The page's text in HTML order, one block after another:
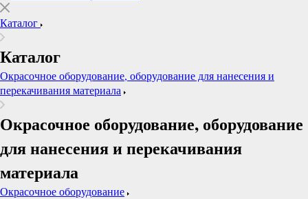
Каталог
Каталог
Окрасочное оборудование, оборудование для нанесения и
перекачивания материала
Окрасочное оборудование, оборудование
для нанесения и перекачивания
материала
Окрасочное оборудование